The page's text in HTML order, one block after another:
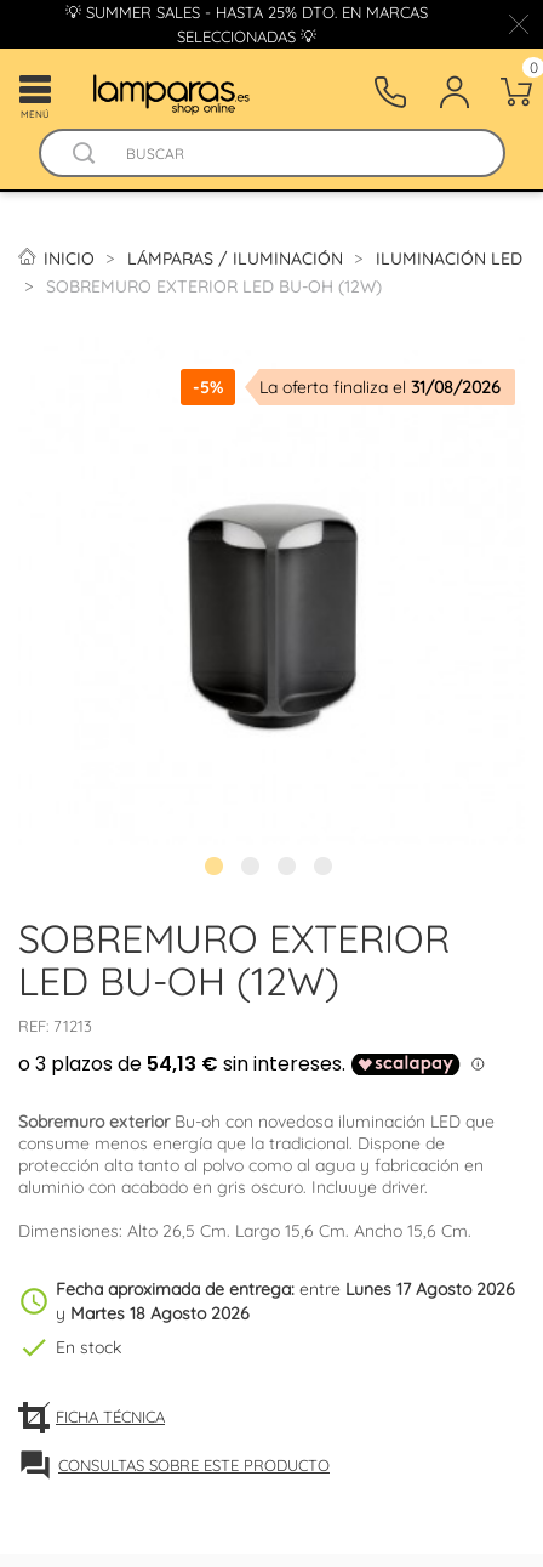
💡 SUMMER SALES - HASTA 25% DTO. EN MARCAS
SELECCIONADAS 💡
MENÚ
0
INICIO LÁMPARAS / ILUMINACIÓN
ILUMINACIÓN LED
SOBREMURO EXTERIOR LED BU-OH (12W)
-5% La oferta finaliza el 31/08/2026
SOBREMURO EXTERIOR
LED BU-OH (12W)
REF: 71213
Sobremuro exteriorBu-oh con novedosa iluminación LED que
consume menos energía que la tradicional. Dispone de
protección alta tanto al polvo como al agua y fabricación en
aluminio con acabado en gris oscuro. Incluuye driver.
Dimensiones: Alto 26,5 Cm. Largo 15,6 Cm. Ancho 15,6 Cm.
schedule Fecha aproximada de entrega: entre Lunes 17 Agosto 2026
y Martes 18 Agosto 2026
check En stock
FICHA TÉCNICA
forum CONSULTAS SOBRE ESTE PRODUCTO